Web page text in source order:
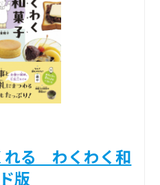
れる わくわく和
版